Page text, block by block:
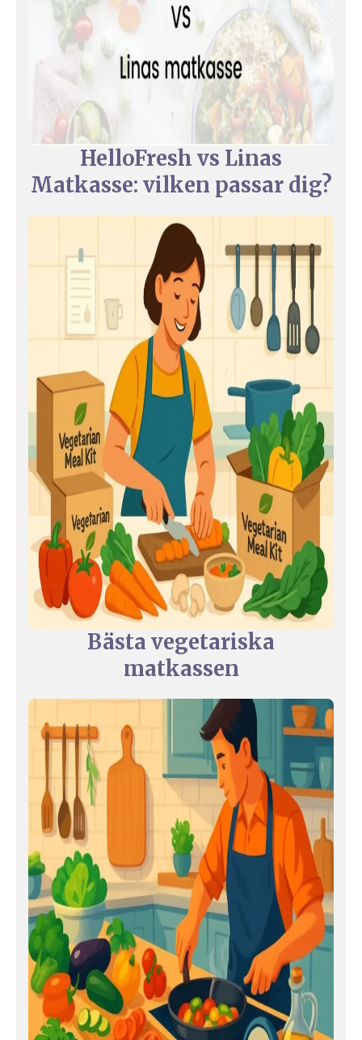
HelloFresh vs Linas
Matkasse: vilken passar dig?
Bästa vegetariska
matkassen